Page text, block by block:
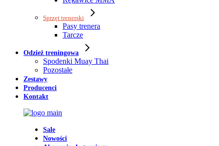
Sprzęt trenerski
Pasy trenera
Tarcze
Odzież treningowa
Spodenki Muay Thai
Pozostałe
Zestawy
Producenci
Kontakt
Sale
Nowości